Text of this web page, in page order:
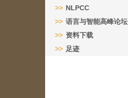
>> NLPCC
>> 语言与智能高峰论坛
>> 资料下载
>> 足迹